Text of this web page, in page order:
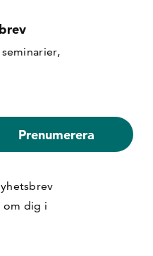
om dig i